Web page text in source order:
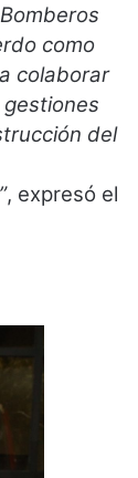
como
colaborar
del
, expresó el